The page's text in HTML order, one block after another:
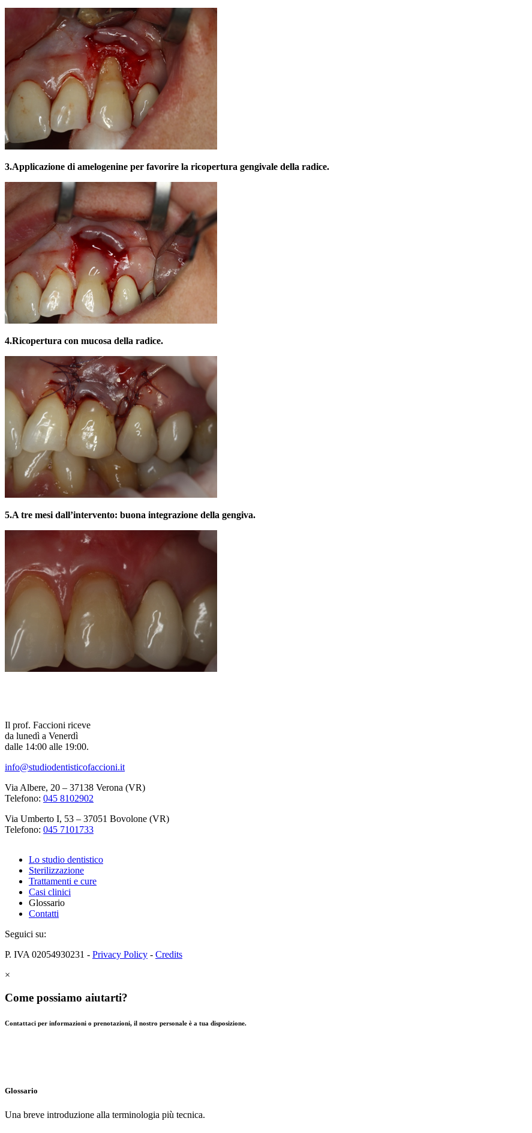
3.Applicazione di amelogenine per favorire la ricopertura gengivale della radice.
4.Ricopertura con mucosa della radice.
5.A tre mesi dall’intervento: buona integrazione della gengiva.
Il prof. Faccioni riceve
da lunedì a Venerdì
dalle 14:00 alle 19:00.
info@studiodentisticofaccioni.it
Via Albere, 20 – 37138 Verona (VR)
Telefono: 045 8102902
Via Umberto I, 53 – 37051 Bovolone (VR)
Telefono: 045 7101733
Lo studio dentistico
Sterilizzazione
Trattamenti e cure
Casi clinici
Glossario
Contatti
Seguici su:
P. IVA 02054930231 - Privacy Policy - Credits
×
Come possiamo aiutarti?
Contattaci per informazioni o prenotazioni, il nostro personale è a tua disposizione.
Glossario
Una breve introduzione alla terminologia più tecnica.